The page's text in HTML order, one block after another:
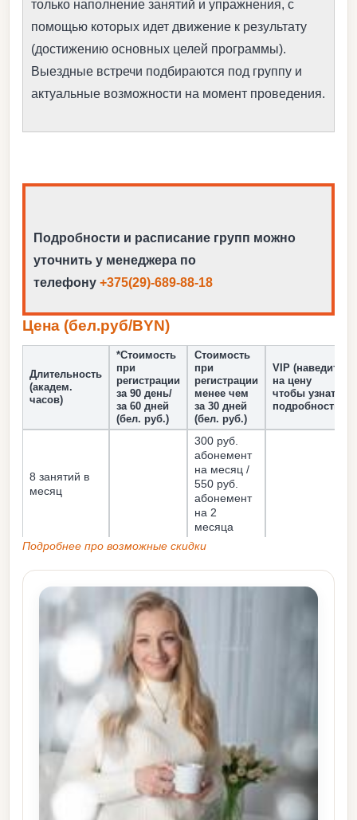
только наполнение занятий и упражнения, с
помощью которых идет движение к результату
(достижению основных целей программы).
Выездные встречи подбираются под группу и
актуальные возможности на момент проведения.
Подробности и расписание групп можно
уточнить у менеджера по
телефону +375(29)-689-88-18
Цена (бел.руб/BYN)
Длительность
(академ.
часов)
*Стоимость
при
регистрации
за 90 день/
за 60 дней
(бел. руб.)
Стоимость
при
регистрации
менее чем
за 30 дней
(бел. руб.)
VIP (наведите
на цену
чтобы узнать
подробности)
8 занятий в
месяц
300 руб.
абонемент
на месяц /
550 руб.
абонемент
на 2
месяца
Подробнее про возможные скидки